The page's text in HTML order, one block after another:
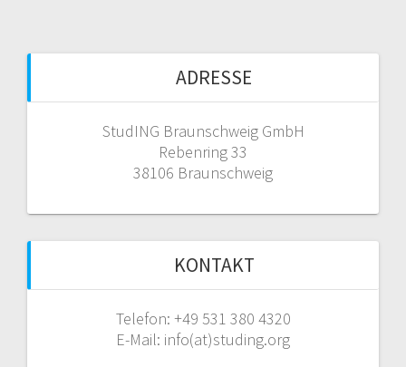
ADRESSE
StudING Braunschweig GmbH
Rebenring 33
38106 Braunschweig
KONTAKT
Telefon: +49 531 380 4320
E-Mail: info(at)studing.org